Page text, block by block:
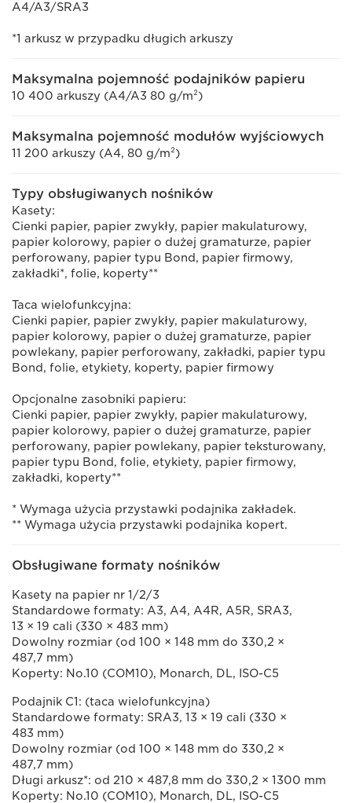
A4/A3/SRA3
*1 arkusz w przypadku długich arkuszy
Maksymalna pojemność podajników papieru
10 400 arkuszy (A4/A3 80 g/m²)
Maksymalna pojemność modułów wyjściowych
11 200 arkuszy (A4, 80 g/m²)
Typy obsługiwanych nośników
Kasety:
Cienki papier, papier zwykły, papier makulaturowy,
papier kolorowy, papier o dużej gramaturze, papier
perforowany, papier typu Bond, papier firmowy,
zakładki*, folie, koperty**
Taca wielofunkcyjna:
Cienki papier, papier zwykły, papier makulaturowy,
papier kolorowy, papier o dużej gramaturze, papier
powlekany, papier perforowany, zakładki, papier typu
Bond, folie, etykiety, koperty, papier firmowy
Opcjonalne zasobniki papieru:
Cienki papier, papier zwykły, papier makulaturowy,
papier kolorowy, papier o dużej gramaturze, papier
perforowany, papier powlekany, papier teksturowany,
papier typu Bond, folie, etykiety, papier firmowy,
zakładki, koperty**
* Wymaga użycia przystawki podajnika zakładek.
** Wymaga użycia przystawki podajnika kopert.
Obsługiwane formaty nośników
Kasety na papier nr 1/2/3
Standardowe formaty: A3, A4, A4R, A5R, SRA3,
13 × 19 cali (330 × 483 mm)
Dowolny rozmiar (od 100 × 148 mm do 330,2 ×
487,7 mm)
Koperty: No.10 (COM10), Monarch, DL, ISO-C5
Podajnik C1: (taca wielofunkcyjna)
Standardowe formaty: SRA3, 13 × 19 cali (330 ×
483 mm)
Dowolny rozmiar (od 100 × 148 mm do 330,2 ×
487,7 mm)
Długi arkusz*: od 210 × 487,8 mm do 330,2 × 1300 mm
Koperty: No.10 (COM10), Monarch, DL, ISO-C5